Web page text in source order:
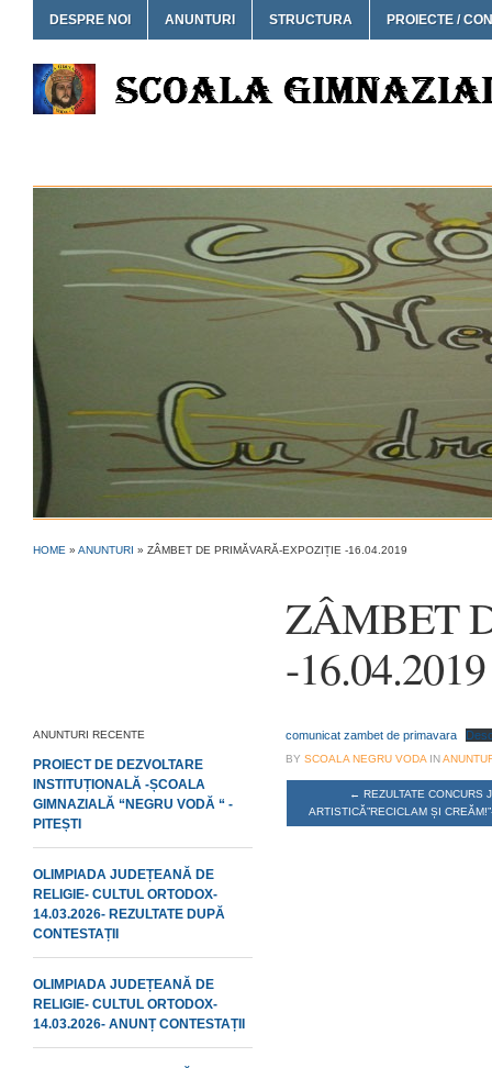
DESPRE NOI ANUNTURI STRUCTURA PROIECTE /
SCOALA GIMNAZIALA
HOME » ANUNTURI » ZÂMBET DE PRIMĂVARĂ-EXPOZIȚIE -16.04.2019
ZÂMBET
-16.04.2019
ANUNTURI RECENTE
PROIECT DE DEZVOLTARE
INSTITUȚIONALĂ -ȘCOALA
GIMNAZIALĂ “NEGRU VODĂ “ -
PITEȘTI
OLIMPIADA JUDEȚEANĂ DE
RELIGIE- CULTUL ORTODOX-
14.03.2026- REZULTATE DUPĂ
CONTESTAȚII
OLIMPIADA JUDEȚEANĂ DE
RELIGIE- CULTUL ORTODOX-
14.03.2026- ANUNȚ CONTESTAȚII
comunicat zambet de primavara
BY SCOALA NEGRU VODA IN
← REZULTATE CONCURS
ARTISTICĂ”RECICLAM ȘI